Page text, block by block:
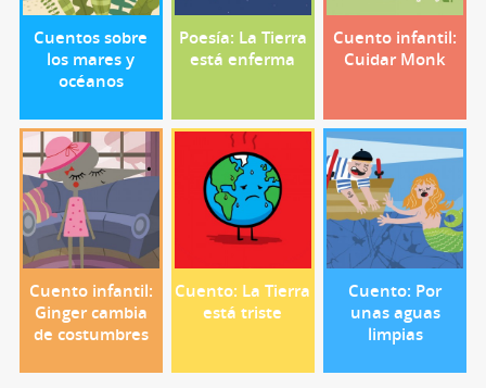
Cuentos sobre
los mares y
océanos
Poesía: La Tierra
está enferma
Cuento infantil:
Cuidar Monk
Cuento infantil:
Ginger cambia
de costumbres
Cuento: La Tierra
está triste
Cuento: Por
unas aguas
limpias